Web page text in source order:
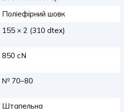
Поліефірний шовк
155 × 2 (310 dtex)
850 сN
№ 70–80
Штапельна